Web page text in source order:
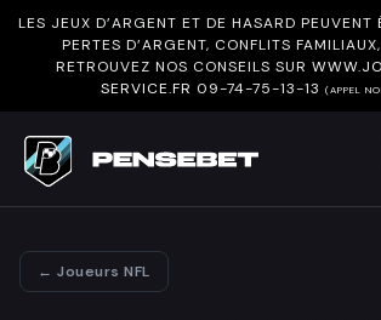
LES JEUX D’ARGENT ET DE HASARD PEUVENT
PERTES D’ARGENT, CONFLITS
RETROUVEZ NOS CONSEILS SUR
SERVICE.FR 09-74-75-13-13 (APPEL
← Joueurs NFL